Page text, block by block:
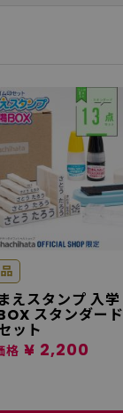
えスタンプ 入学
スタンダード
ット
格 ¥ 2,200